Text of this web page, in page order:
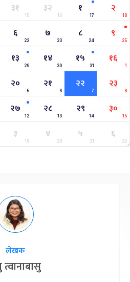
३१
15
३२
16
१
17
२
18
६
22
७
23
८
24
९
25
१३
29
१४
30
१५
31
१६
1
२०
5
२१
6
२२
7
२३
8
२७
12
२८
13
२९
14
३०
15
३
19
४
20
५
21
६
22
लेखक